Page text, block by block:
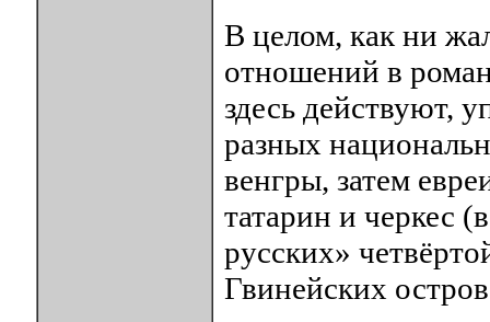
В целом, как ни
отношений в
здесь действуют,
разных
венгры, затем
татарин и черкес
русских»
Гвинейских